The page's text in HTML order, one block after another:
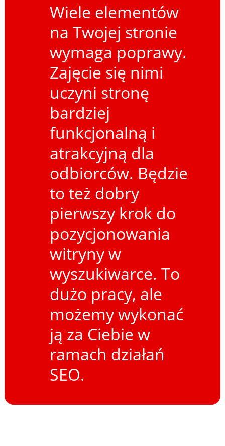
Wiele elementów
na Twojej stronie
wymaga poprawy.
Zajęcie się nimi
uczyni stronę
bardziej
funkcjonalną i
atrakcyjną dla
odbiorców. Będzie
to też dobry
pierwszy krok do
pozycjonowania
witryny w
wyszukiwarce. To
dużo pracy, ale
możemy wykonać
ją za Ciebie w
ramach działań
SEO.